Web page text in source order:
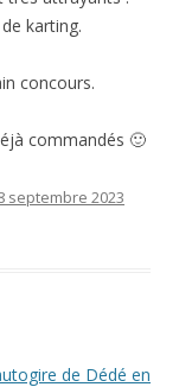
karting.
concours.
commandés 🙂
septembre 2023
de Dédé en